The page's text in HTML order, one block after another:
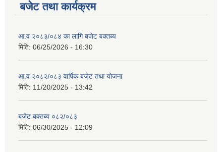
बजेट तथा कार्यक्रम
आ.व २०८३/०८४ का लागि बजेट बक्तब्य
मिति: 06/25/2026 - 16:30
आ.व २०८२/०८३ वार्षिक बजेट तथा योजना
मिति: 11/20/2025 - 13:42
बजेट बक्तब्य ०८२/०८३
मिति: 06/30/2025 - 12:09